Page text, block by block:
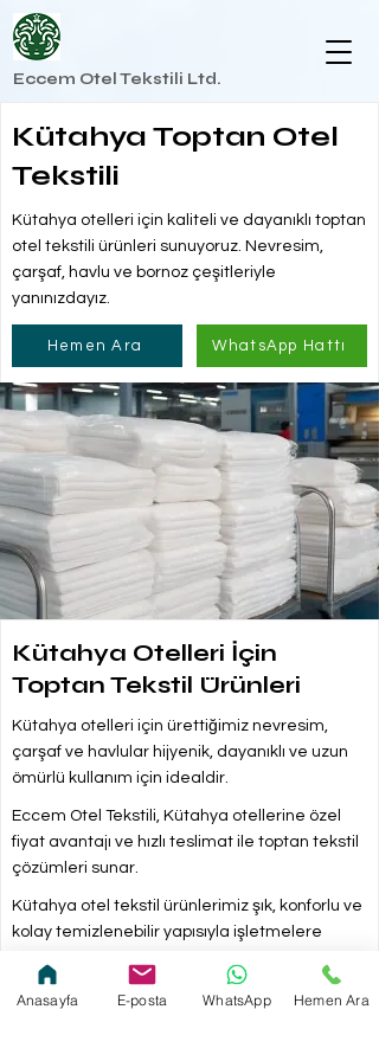
Eccem Otel Tekstili Ltd.
Kütahya Toptan Otel
Tekstili
Kütahya otelleri için kaliteli ve dayanıklı toptan
otel tekstili ürünleri sunuyoruz. Nevresim,
çarşaf, havlu ve bornoz çeşitleriyle
yanınızdayız.
Hemen Ara WhatsApp Hattı
Kütahya Otelleri İçin
Toptan Tekstil Ürünleri
Kütahya otelleri için ürettiğimiz nevresim,
çarşaf ve havlular hijyenik, dayanıklı ve uzun
ömürlü kullanım için idealdir.
Eccem Otel Tekstili, Kütahya otellerine özel
fiyat avantajı ve hızlı teslimat ile toptan tekstil
çözümleri sunar.
Kütahya otel tekstil ürünlerimiz şık, konforlu ve
kolay temizlenebilir yapısıyla işletmelere
Anasayfa E-posta WhatsApp Hemen Ara